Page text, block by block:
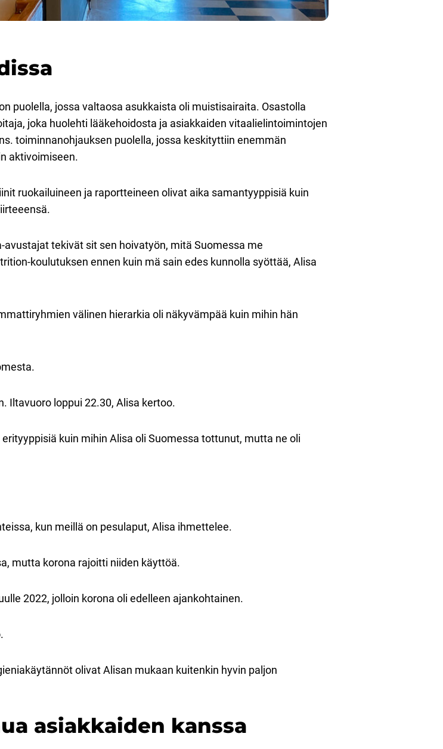
puolella, jossa valtaosa asukkaista oli muistisairaita. Osastolla
joka huolehti lääkehoidosta ja asiakkaiden vitaalielintoimintojen
toiminnanohjauksen puolella, jossa keskityttiin enemmän
aktivoimiseen.
ruokailuineen ja raportteineen olivat aika samantyyppisiä kuin
tekivät sit sen hoivatyön, mitä Suomessa me
koulutuksen ennen kuin mä sain edes kunnolla syöttää, Alisa
välinen hierarkia oli näkyvämpää kuin mihin hän
Iltavuoro loppui 22.30, Alisa kertoo.
kuin mihin Alisa oli Suomessa tottunut, mutta ne oli
kun meillä on pesulaput, Alisa ihmettelee.
mutta korona rajoitti niiden käyttöä.
2022, jolloin korona oli edelleen ajankohtainen.
olivat Alisan mukaan kuitenkin hyvin paljon
asiakkaiden kanssa